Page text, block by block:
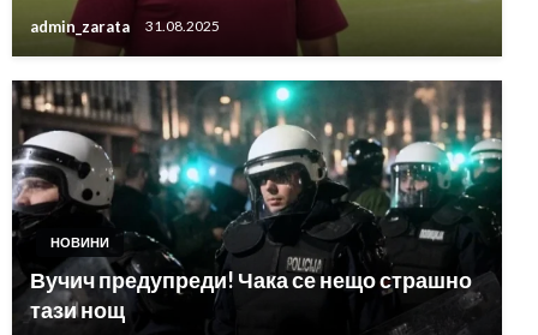
admin_zarata 31.08.2025
НОВИНИ
Вучич предупреди! Чака се нещо страшно
тази нощ